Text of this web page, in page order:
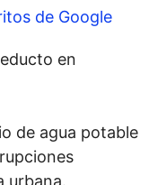
de Google
en
de agua potable
urbana.